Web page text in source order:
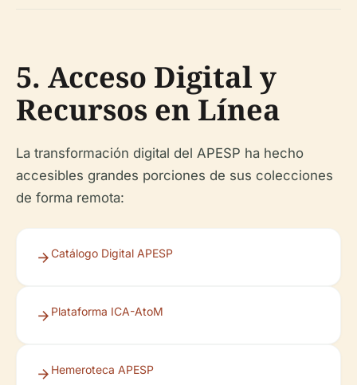
5. Acceso Digital y
Recursos en Línea
La transformación digital del APESP ha hecho
accesibles grandes porciones de sus colecciones
de forma remota:
Catálogo Digital APESP
Plataforma ICA-AtoM
Hemeroteca APESP